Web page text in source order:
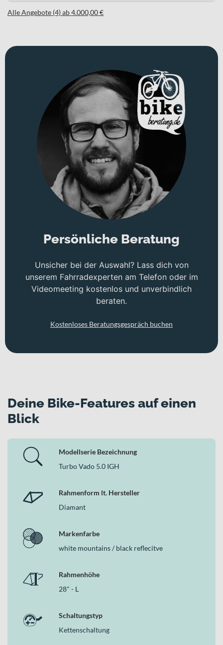
Alle Angebote (4) ab 4.000,00 €
Persönliche Beratung
Unsicher bei der Auswahl? Lass dich von
unserem Fahrradexperten am Telefon oder im
Videomeeting kostenlos und unverbindlich
beraten.
Kostenloses Beratungsgespräch buchen
Deine Bike-Features auf einen
Blick
Modellserie Bezeichnung
Turbo Vado 5.0 IGH
Rahmenform lt. Hersteller
Diamant
Markenfarbe
white mountains / black reflecitve
Rahmenhöhe
28" - L
Schaltungstyp
Kettenschaltung